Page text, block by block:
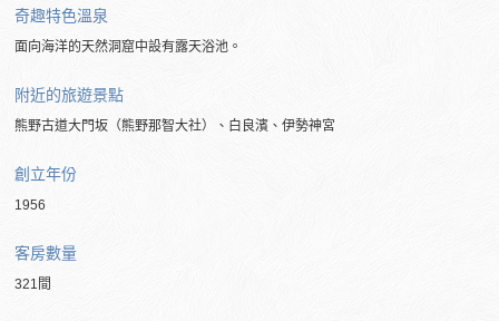
奇趣特色溫泉
面向海洋的天然洞窟中設有露天浴池。
附近的旅遊景點
熊野古道大門坂（熊野那智大社）、白良濱、伊勢神宮
創立年份
1956
客房數量
321間